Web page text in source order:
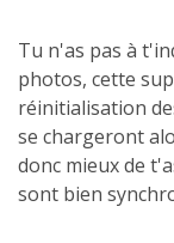
Tu n'as pas à
photos, cette
réinitialisation
se chargeront
donc mieux de
sont bien